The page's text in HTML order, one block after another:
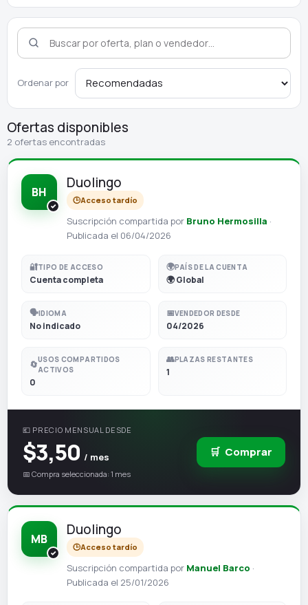
Ordenar por
Ofertas disponibles
2 ofertas encontradas
BH
Duolingo
🕒Acceso tardío
Suscripción compartida por Bruno Hermosilla ·
Publicada el 06/04/2026
🔐TIPO DE ACCESO
Cuenta completa
🌍PAÍS DE LA CUENTA
🌍 Global
🗣️IDIOMA
No indicado
📅VENDEDOR DESDE
04/2026
🔄USOS COMPARTIDOS
ACTIVOS
0
👥PLAZAS RESTANTES
1
💶 PRECIO MENSUAL DESDE
$3,50 / mes
📅 Compra seleccionada: 1 mes
🛒 Comprar
MB
Duolingo
🕒Acceso tardío
Suscripción compartida por Manuel Barco ·
Publicada el 25/01/2026